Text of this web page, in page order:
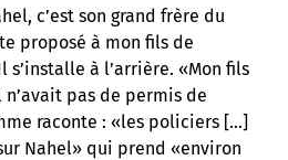
c’est son grand frère du
proposé à mon fils de
s’installe à l’arrière. «Mon fils
pas de permis de
raconte : «les policiers […]
Nahel» qui prend «environ